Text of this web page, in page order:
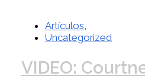
Artículos,
Uncategorized
VIDEO: